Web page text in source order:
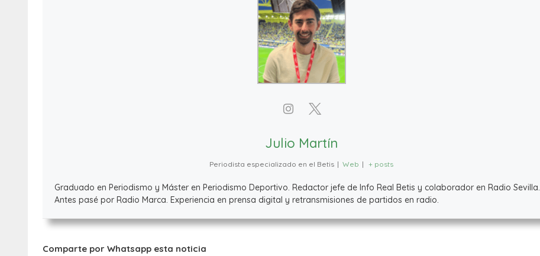
Julio Martín
Periodista especializado en el Betis | Web | + posts
Graduado en Periodismo y Máster en Periodismo Deportivo. Redactor jefe de Info Real Betis y colaborador en Radio Sevilla.
Antes pasé por Radio Marca. Experiencia en prensa digital y retransmisiones de partidos en radio.
Comparte por Whatsapp esta noticia